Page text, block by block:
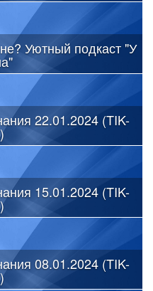
Уютный подкаст "У
22.01.2024 (TIK-
15.01.2024 (TIK-
08.01.2024 (TIK-